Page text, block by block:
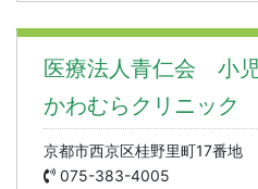
医療法人青仁会 小
かわむらクリニック
京都市西京区桂野里町17番地
075-383-4005